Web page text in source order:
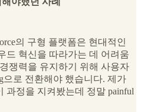
의 구형 플랫폼은 현대적인
드 혁신을 따라가는 데 어려움
쟁력을 유지하기 위해 사용자
으로 전환해야 했습니다. 제가
과정을 지켜봤는데 정말 painful